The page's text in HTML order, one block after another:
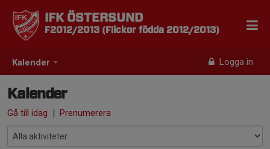
Kalender Logga in
IFK ÖSTERSUND
F2012/2013 (Flickor födda 2012/2013)
Kalender
Gå till idag | Prenumerera